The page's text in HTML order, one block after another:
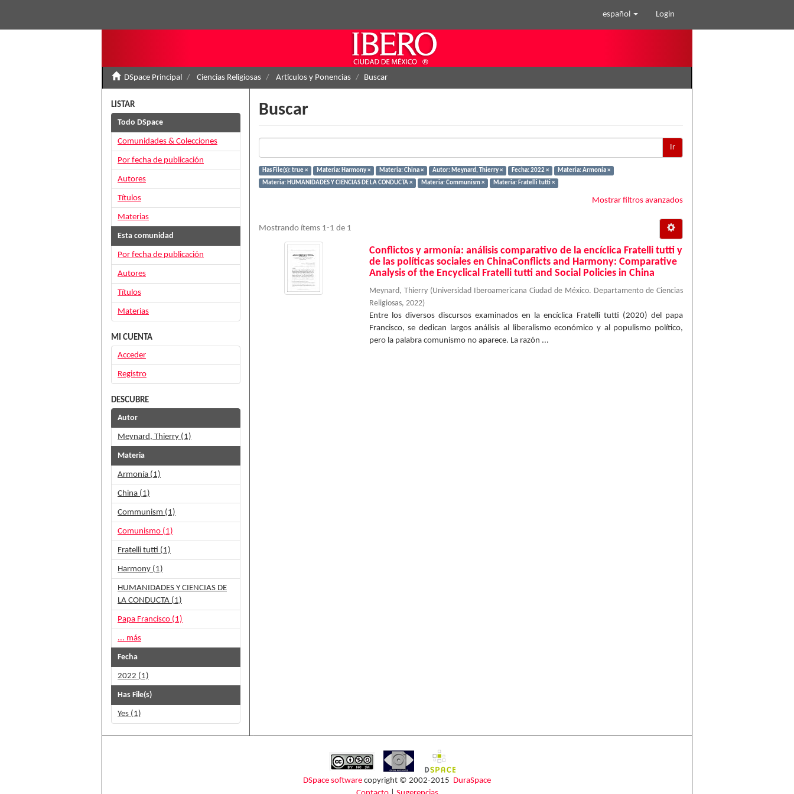
español Login
DSpace Principal Ciencias Religiosas Artículos y Ponencias Buscar
Buscar
Ir
Has File(s): true × Materia: Harmony × Materia: China × Autor: Meynard, Thierry × Fecha: 2022 ×
Materia: Armonía ×
Materia: HUMANIDADES Y CIENCIAS DE LA CONDUCTA ×
Materia: Communism × Materia: Fratelli tutti ×
Mostrar filtros avanzados
Mostrando ítems 1-1 de 1
Conflictos y armonía: análisis comparativo de la encíclica Fratelli tutti y
de las políticas sociales en ChinaConflicts and Harmony: Comparative
Analysis of the Encyclical Fratelli tutti and Social Policies in China
Meynard, Thierry (Universidad Iberoamericana Ciudad de México. Departamento de Ciencias
Religiosas, 2022)
Entre los diversos discursos examinados en la encíclica Fratelli tutti (2020) del papa
Francisco, se dedican largos análisis al liberalismo económico y al populismo político,
pero la palabra comunismo no aparece. La razón ...
LISTAR
Todo DSpace
Comunidades & Colecciones
Por fecha de publicación
Autores
Títulos
Materias
Esta comunidad
Por fecha de publicación
Autores
Títulos
Materias
MI CUENTA
Acceder
Registro
DESCUBRE
Autor
Meynard, Thierry (1)
Materia
Armonía (1)
China (1)
Communism (1)
Comunismo (1)
Fratelli tutti (1)
Harmony (1)
HUMANIDADES Y CIENCIAS DE
LA CONDUCTA (1)
Papa Francisco (1)
... más
Fecha
2022 (1)
Has File(s)
Yes (1)
DSpace software copyright © 2002-2015 DuraSpace